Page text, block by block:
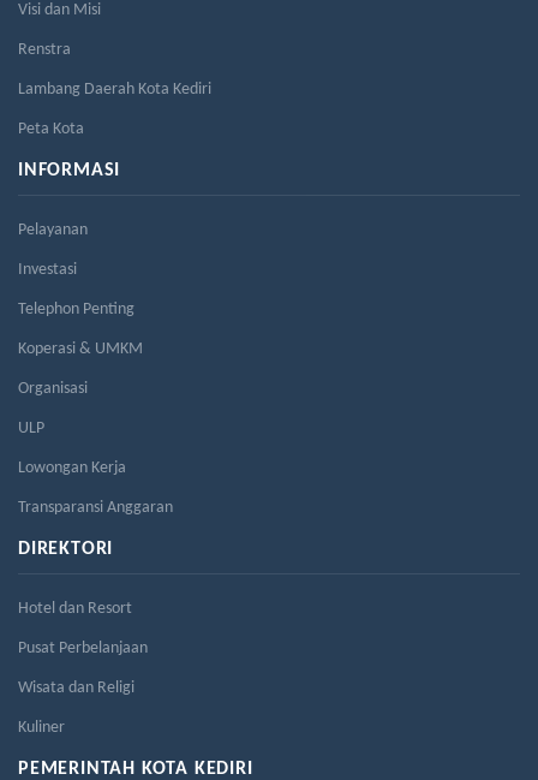
Visi dan Misi
Renstra
Lambang Daerah Kota Kediri
Peta Kota
INFORMASI
Pelayanan
Investasi
Telephon Penting
Koperasi & UMKM
Organisasi
ULP
Lowongan Kerja
Transparansi Anggaran
DIREKTORI
Hotel dan Resort
Pusat Perbelanjaan
Wisata dan Religi
Kuliner
PEMERINTAH KOTA KEDIRI